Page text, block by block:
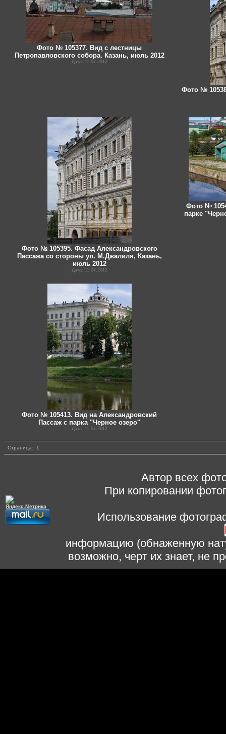
Фото № 105377. Вид с лестницы
Петропавловского собора. Казань, июль 2012
Дата: 11.07.2012
Фото №
Фото № 105395. Фасад Александровского
Пассажа со стороны ул. М.Джалиля, Казань,
июль 2012
Дата: 11.07.2012
Фото №
парке
Фото № 105413. Вид на Александровский
Пассаж с парка "Черное озеро"
Дата: 11.07.2012
Страница: 1
Автор всех
При копировании
Использование
информацию (обнаженную
возможно, черт их знает, не